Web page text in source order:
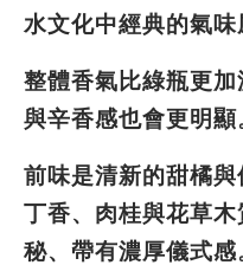
水文化中經典的氣味
整體香氣比綠瓶更
與辛香感也會更明顯
前味是清新的甜橘
丁香、肉桂與花草
秘、帶有濃厚儀式